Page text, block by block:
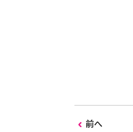
前へ